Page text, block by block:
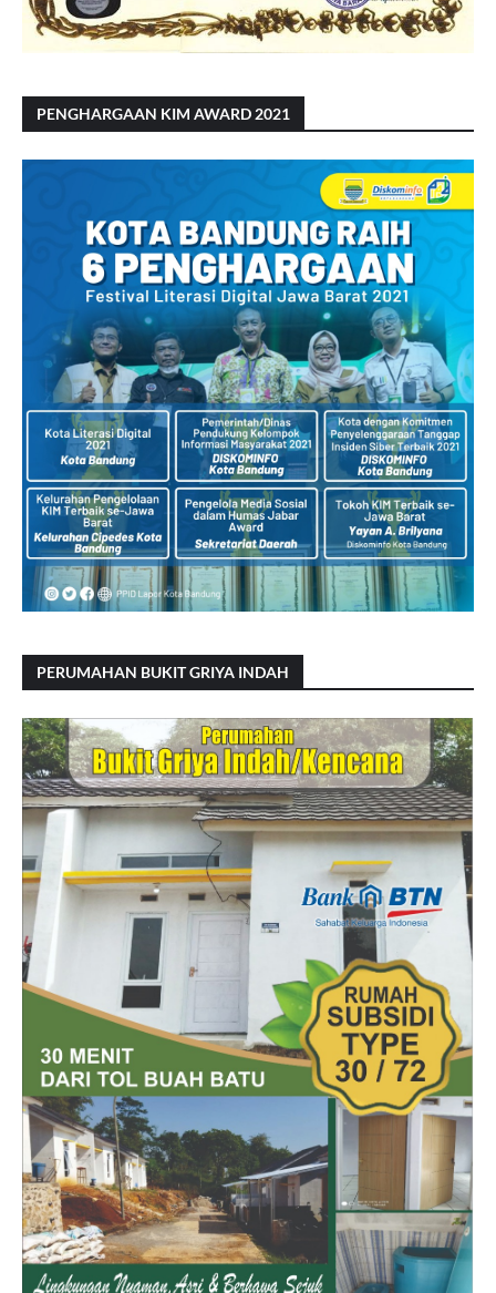
PENGHARGAAN KIM AWARD 2021
PERUMAHAN BUKIT GRIYA INDAH